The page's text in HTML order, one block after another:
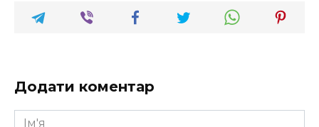
Додати коментар
Ім'я